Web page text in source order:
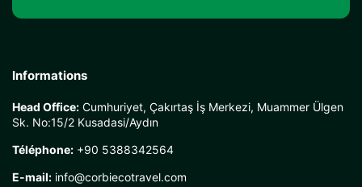
Informations
Head Office: Cumhuriyet, Çakırtaş İş Merkezi, Muammer Ülgen
Sk. No:15/2 Kusadasi/Aydın
Téléphone: +90 5388342564
E-mail: info@corbiecotravel.com